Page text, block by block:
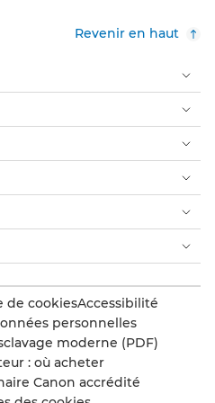
Revenir en haut
de cookiesAccessibilité
personnelles
moderne (PDF)
: où acheter
Canon accrédité